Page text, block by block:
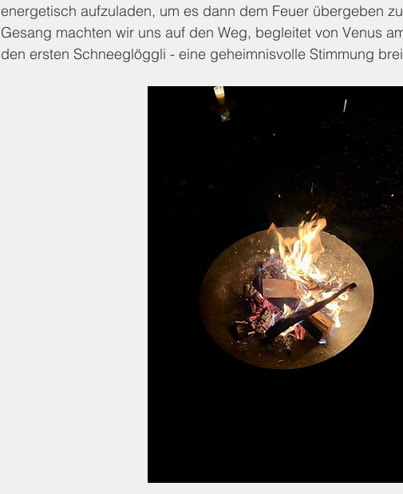
energetisch aufzuladen, um es dann dem Feuer übergeben
Gesang machten wir uns auf den Weg, begleitet von Venus
den ersten Schneeglöggli - eine geheimnisvolle Stimmung